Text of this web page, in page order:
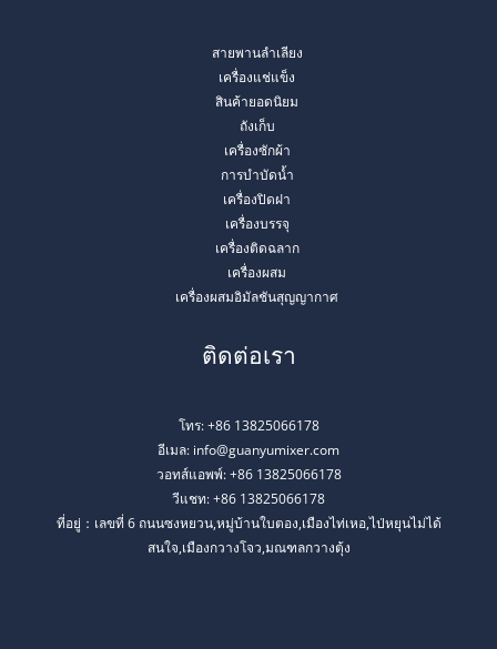
สายพานลำเลียง
เครื่องแช่แข็ง
สินค้ายอดนิยม
ถังเก็บ
เครื่องซักผ้า
การบำบัดน้ำ
เครื่องปิดฝา
เครื่องบรรจุ
เครื่องติดฉลาก
เครื่องผสม
เครื่องผสมอิมัลชันสุญญากาศ
ติดต่อเรา
โทร: +86 13825066178
อีเมล: info@guanyumixer.com
วอทส์แอพพ์: +86 13825066178
วีแชท: +86 13825066178
ที่อยู่：เลขที่ 6 ถนนซงหยวน,หมู่บ้านใบตอง,เมืองไท่เหอ,ไป่หยุนไม่ได้
สนใจ,เมืองกวางโจว,มณฑลกวางตุ้ง